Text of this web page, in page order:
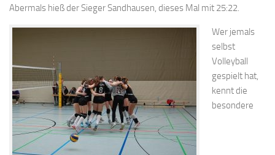
Abermals hieß der Sieger Sandhausen, dieses Mal mit 25:22.
Wer jemals
selbst
Volleyball
gespielt hat,
kennt die
besondere